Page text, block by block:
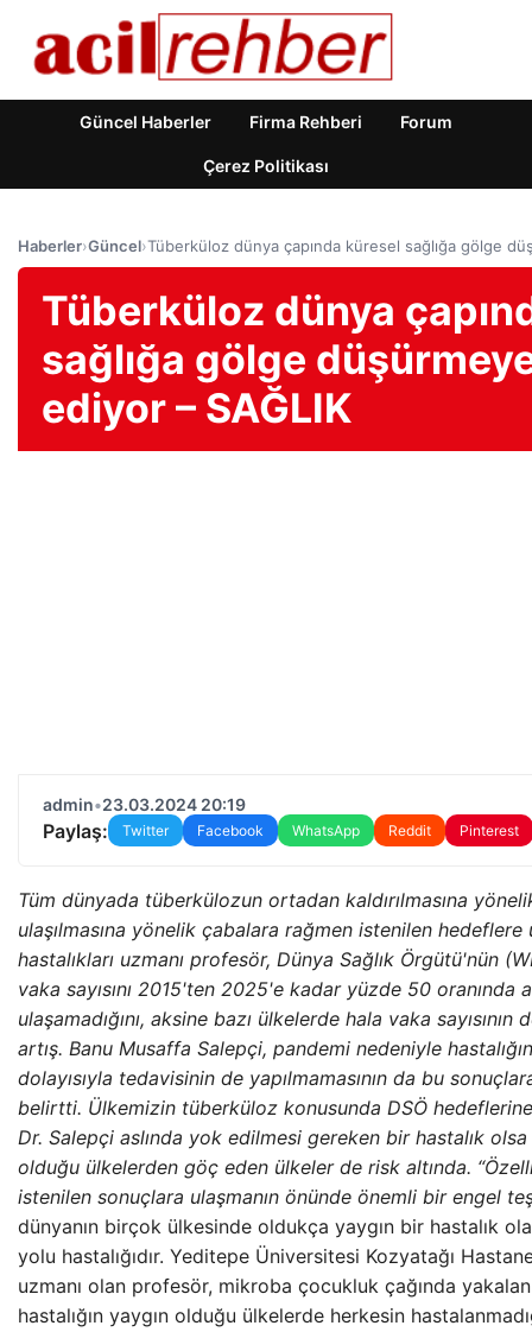
Güncel Haberler Firma Rehberi Forum
Çerez Politikası
Haberler›Güncel›Tüberküloz dünya çapında küresel sağlığa gölge
Tüberküloz dünya
sağlığa gölge
ediyor – SAĞLIK
admin•23.03.2024 20:19
Paylaş: Twitter Facebook WhatsApp Reddit Pinterest
Tüm dünyada tüberkülozun ortadan kaldırılmasına
ulaşılmasına yönelik çabalara rağmen istenilen hedeflere
hastalıkları uzmanı profesör, Dünya Sağlık Örgütü'nün
vaka sayısını 2015'ten 2025'e kadar yüzde 50 oranında
ulaşamadığını, aksine bazı ülkelerde hala vaka
artış. Banu Musaffa Salepçi, pandemi nedeniyle
dolayısıyla tedavisinin de yapılmamasının da bu
belirtti. Ülkemizin tüberküloz konusunda DSÖ hedeflerine
Dr. Salepçi aslında yok edilmesi gereken bir hastalık olsa
olduğu ülkelerden göç eden ülkeler de risk altında.
istenilen sonuçlara ulaşmanın önünde önemli bir engel
dünyanın birçok ülkesinde oldukça yaygın bir hastalık
yolu hastalığıdır. Yeditepe Üniversitesi Kozyatağı
uzmanı olan profesör, mikroba çocukluk çağında
hastalığın yaygın olduğu ülkelerde herkesin